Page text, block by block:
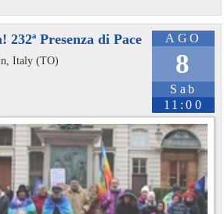
AGO
8
Sab
11:00
Presenza di Pace
Italy (TO)